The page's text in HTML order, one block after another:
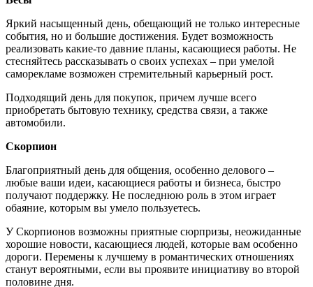
Яркий насыщенный день, обещающий не только интересные
события, но и большие достижения. Будет возможность
реализовать какие-то давние планы, касающиеся работы. Не
стесняйтесь рассказывать о своих успехах – при умелой
саморекламе возможен стремительный карьерный рост.
Подходящий день для покупок, причем лучше всего
приобретать бытовую технику, средства связи, а также
автомобили.
Скорпион
Благоприятный день для общения, особенно делового –
любые ваши идеи, касающиеся работы и бизнеса, быстро
получают поддержку. Не последнюю роль в этом играет
обаяние, которым вы умело пользуетесь.
У Скорпионов возможны приятные сюрпризы, неожиданные
хорошие новости, касающиеся людей, которые вам особенно
дороги. Перемены к лучшему в романтических отношениях
станут вероятными, если вы проявите инициативу во второй
половине дня.